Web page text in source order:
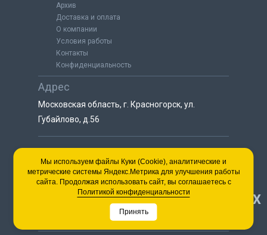
Архив
Доставка и оплата
О компании
Условия работы
Контакты
Конфиденциальность
Адрес
Московская область, г. Красногорск, ул.
Губайлово, д.56
8 (925) 064-55-25
пн-сб с 9:00 до 18:00
8 (495) 563-03-35
пн-сб с 9:00 до 18:00 НАВЕРХ
Мы используем файлы Куки (Cookie), аналитические и
метрические системы Яндекс.Метрика для улучшения работы
сайта. Продолжая использовать сайт, вы соглашаетесь с
Политикой конфиденциальности
Принять